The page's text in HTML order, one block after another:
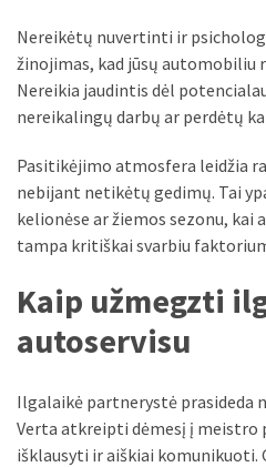
Nereikėtų nuvertinti ir
žinojimas, kad jūsų automobiliu
Nereikia jaudintis dėl
nereikalingų darbų ar perdėtų
Pasitikėjimo atmosfera leidžia
nebijant netikėtų gedimų. Tai
kelionėse ar žiemos sezonu,
tampa kritiškai svarbiu
Kaip užmegzti
autoservisu
Ilgalaikė partnerystė prasideda
Verta atkreipti dėmesį į meistro
išklausyti ir aiškiai komunikuoti.